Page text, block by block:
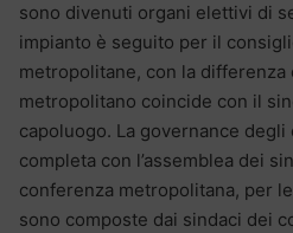
sono divenuti organi elettivi di
impianto è seguito per il
metropolitane, con la differenza
metropolitano coincide con il
capoluogo. La governance degli
completa con l’assemblea dei
conferenza metropolitana, per
sono composte dai sindaci dei